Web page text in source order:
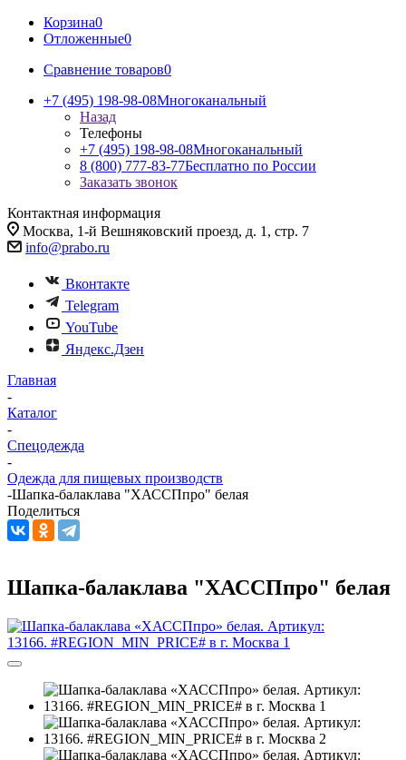
Корзина0
Отложенные0
Сравнение товаров0
+7 (495) 198-98-08Многоканальный
Назад
Телефоны
+7 (495) 198-98-08Многоканальный
8 (800) 777-83-77Бесплатно по России
Заказать звонок
Контактная информация
Москва, 1-й Вешняковский проезд, д. 1, стр. 7
info@prabo.ru
Вконтакте
Telegram
YouTube
Яндекс.Дзен
Главная
-
Каталог
-
Спецодежда
-
Одежда для пищевых производств
-Шапка-балаклава "ХАССПпро" белая
Поделиться
Шапка-балаклава "ХАССПпро" белая